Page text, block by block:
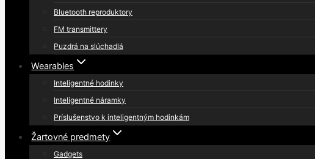
Bluetooth reproduktory
FM transmittery
Puzdrá na slúchadlá
Wearables
Inteligentné hodinky
Inteligentné náramky
Príslušenstvo k inteligentným hodinkám
Žartovné predmety
Gadgets